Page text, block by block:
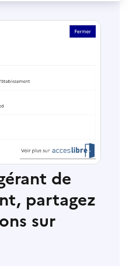
de
partagez
sur